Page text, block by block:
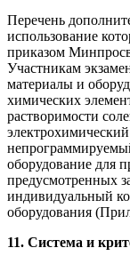
Перечень
использование
приказом
Участникам
материалы и
химических
растворимости
оборудование для
предусмотренных
индивидуальный
оборудования
11. Система и